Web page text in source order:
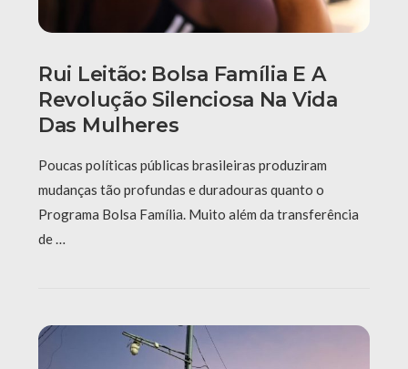
Rui Leitão: Bolsa Família E A
Revolução Silenciosa Na Vida
Das Mulheres
Poucas políticas públicas brasileiras produziram
mudanças tão profundas e duradouras quanto o
Programa Bolsa Família. Muito além da transferência
de …